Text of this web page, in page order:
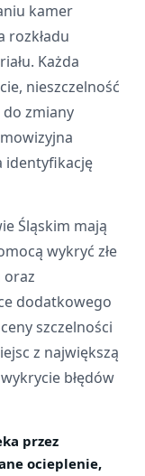
kamer
Każda
nieszczelność
do zmiany
identyfikację
Śląskim mają
wykryć złe
oraz
dodatkowego
szczelności
z największą
błędów
przez
ocieplenie,